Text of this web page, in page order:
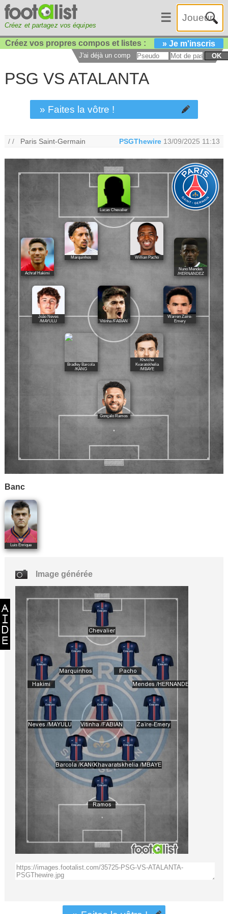
Créez et partagez vos équipes
☰
Créez vos propres compos et listes : » Je m'inscris
J'ai déjà un compte : OK
PSG VS ATALANTA
» Faites la vôtre !
/ / Paris Saint-Germain PSGThewire 13/09/2025 11:13
Lucas Chevalier
Achraf Hakimi
Marquinhos Willian Pacho
Nuno Mendes
/HERNANDEZ
João Neves
/MAYULU
Vitinha /FABIAN
Warren Zaïre-
Emery
Bradley Barcola
/KANG
Khvicha
Kvaratskhelia
/MBAYE
Gonçalo Ramos
Banc
Luis Enrique
Image générée